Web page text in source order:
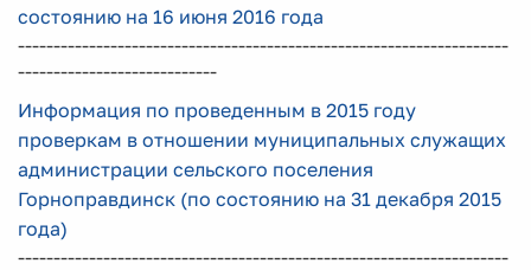
состоянию на 16 июня 2016 года
---------------------------------------------------------------------
----------------------------
Информация по проведенным в 2015 году
проверкам в отношении муниципальных служащих
администрации сельского поселения
Горноправдинск (по состоянию на 31 декабря 2015
года)
---------------------------------------------------------------------